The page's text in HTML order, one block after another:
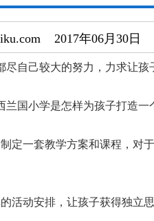
2017年06月30日
己较大的努力，力求让孩
国小学是怎样为孩子打造一
一套教学方案和课程，对
动安排，让孩子获得独立